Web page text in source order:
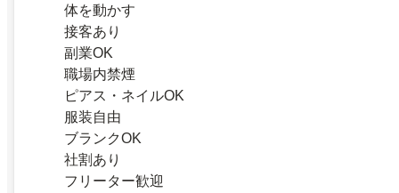
体を動かす
接客あり
副業OK
職場内禁煙
ピアス・ネイルOK
服装自由
ブランクOK
社割あり
フリーター歓迎